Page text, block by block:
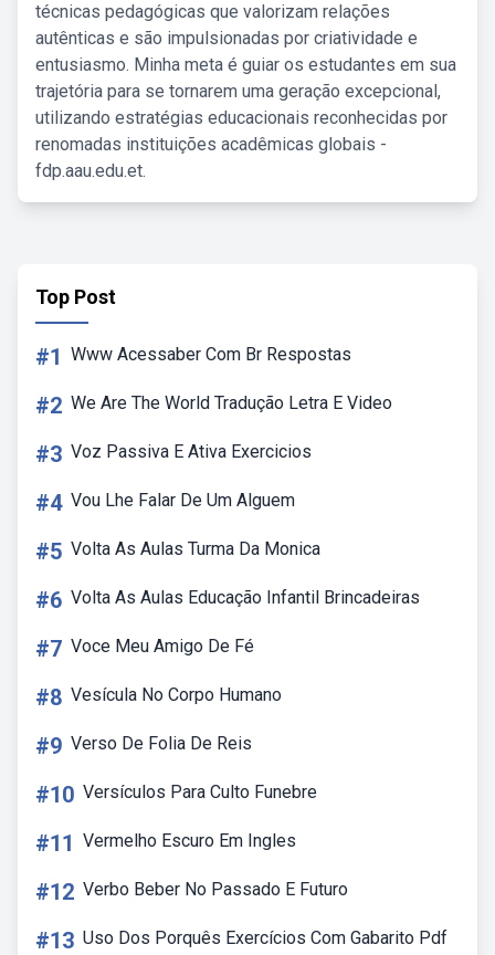
técnicas pedagógicas que valorizam relações
autênticas e são impulsionadas por criatividade e
entusiasmo. Minha meta é guiar os estudantes em sua
trajetória para se tornarem uma geração excepcional,
utilizando estratégias educacionais reconhecidas por
renomadas instituições acadêmicas globais -
fdp.aau.edu.et.
Top Post
#1 Www Acessaber Com Br Respostas
#2 We Are The World Tradução Letra E Video
#3 Voz Passiva E Ativa Exercicios
#4 Vou Lhe Falar De Um Alguem
#5 Volta As Aulas Turma Da Monica
#6 Volta As Aulas Educação Infantil Brincadeiras
#7 Voce Meu Amigo De Fé
#8 Vesícula No Corpo Humano
#9 Verso De Folia De Reis
#10 Versículos Para Culto Funebre
#11 Vermelho Escuro Em Ingles
#12 Verbo Beber No Passado E Futuro
#13 Uso Dos Porquês Exercícios Com Gabarito Pdf